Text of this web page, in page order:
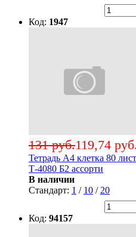
Код: 1947
119,74 руб.
131 руб.
Тетрадь А4 клетка 80
Т-4080 Б2 ассорти
В наличии
Стандарт: 1 / 10 / 20
Код: 94157